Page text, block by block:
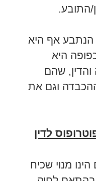
התובע.
הנתבע אף היא
היא
שהם
וגם את
לדין
מנוי שכיח